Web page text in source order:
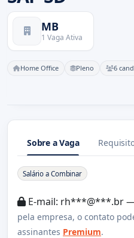
MB
1 Vaga Ativa
Home Office Pleno 6
Sobre a Vaga
Sobre a Vaga
Salário a Combinar
E-mail: rh***@***.br
pela empresa, o contato
assinantes Premium.